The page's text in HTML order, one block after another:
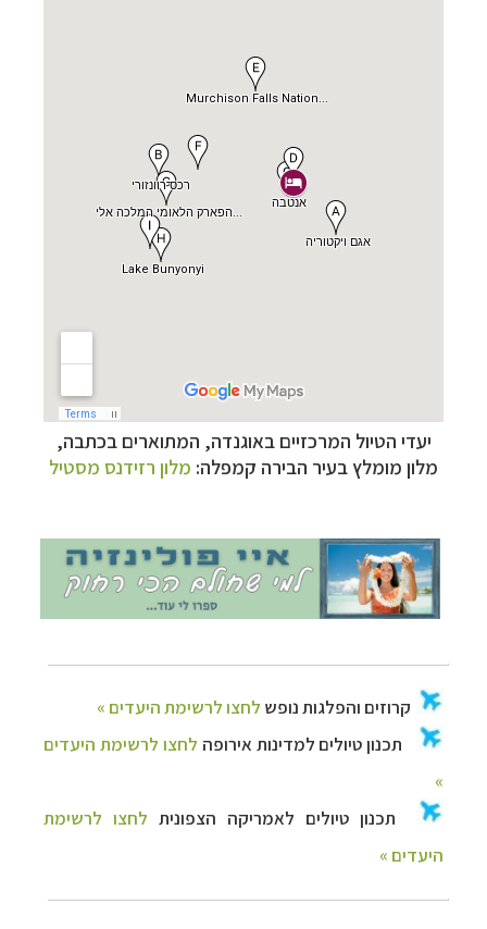
יעדי הטיול המרכזיים באוגנדה, המתוארים בכתבה,
מלון מומלץ בעיר הבירה קמפלה: מלון רזידנס מסטיל
קרוזים והפלגות נופשלחצו לרשימת היעדים »
תכנון טיולים למדינות אירופהלחצו לרשימת היעדים
»
תכנוןטיולים לאמריקה הצפונית לחצו לרשימת